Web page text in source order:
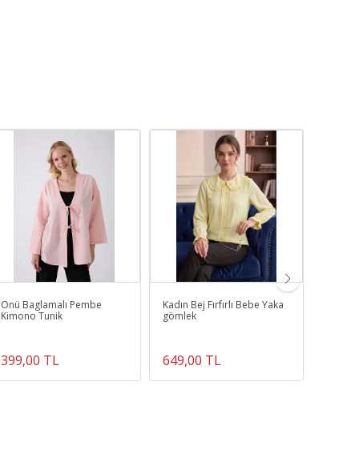
Önü Baglamalı Pembe
Kimono Tunik
399,00 TL
Kadın Bej Fırfırlı Bebe Yaka
gömlek
649,00 TL